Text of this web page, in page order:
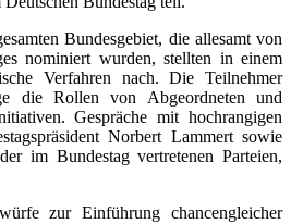
Bundesgebiet, die allesamt von
nominiert wurden, stellten in einem
Verfahren nach. Die Teilnehmer
die Rollen von Abgeordneten und
Gespräche mit hochrangigen
Norbert Lammert sowie
im Bundestag vertretenen Parteien,
zur Einführung chancengleicher